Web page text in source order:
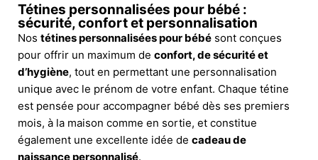
Tétines personnalisées pour bébé :
sécurité, confort et personnalisation
Nos tétines personnalisées pour bébé sont conçues
pour offrir un maximum de confort, de sécurité et
d’hygiène, tout en permettant une personnalisation
unique avec le prénom de votre enfant. Chaque tétine
est pensée pour accompagner bébé dès ses premiers
mois, à la maison comme en sortie, et constitue
également une excellente idée de cadeau de
naissance personnalisé.